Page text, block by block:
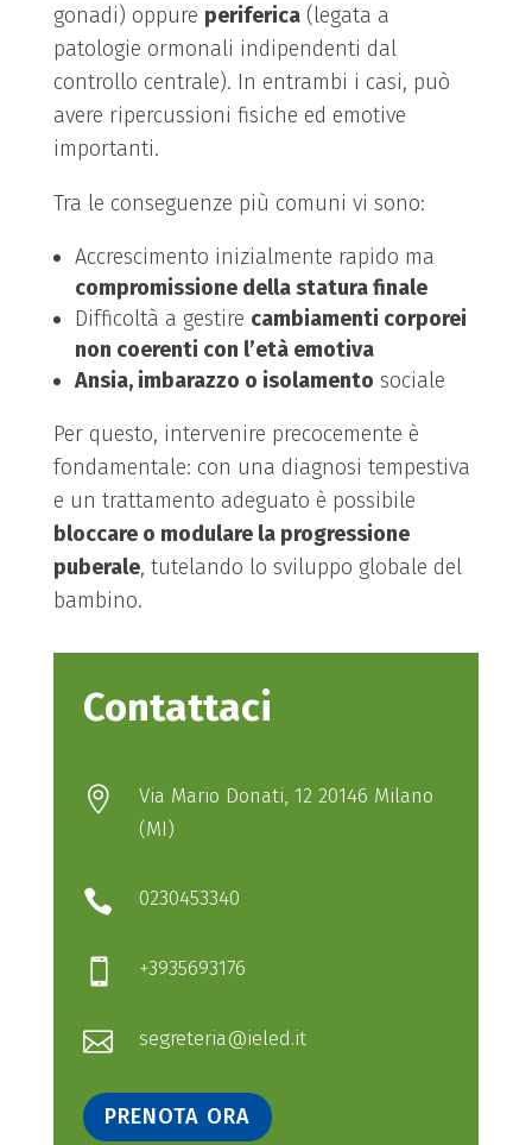
gonadi) oppure periferica(legata a
patologie ormonali indipendenti dal
controllo centrale). In entrambi i casi, può
avere ripercussioni fisiche ed emotive
importanti.
Tra le conseguenze più comuni vi sono:
Accrescimento inizialmente rapido ma
compromissione della statura finale
Difficoltà a gestire cambiamenti corporei
non coerenti con l’età emotiva
Ansia, imbarazzo o isolamento sociale
Per questo, intervenire precocemente è
fondamentale: con una diagnosi tempestiva
e un trattamento adeguato è possibile
bloccare o modulare la progressione
puberale, tutelando lo sviluppo globale del
bambino.
Contattaci

Via Mario Donati, 12 20146 Milano
(MI)
 0230453340
 +3935693176
 segreteria@ieled.it
PRENOTA ORA